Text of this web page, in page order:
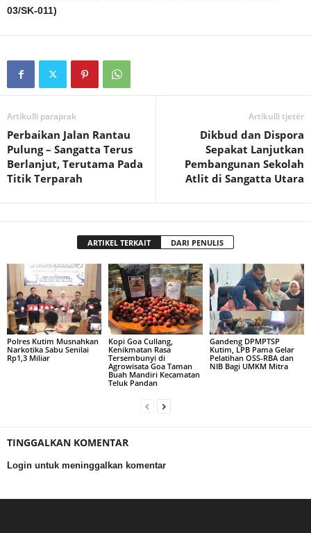
03/SK-011)
Artikulli paraprak
Perbaikan Jalan Rantau
Pulung – Sangatta Terus
Berlanjut, Terutama Pada
Titik Terparah
Artikulli tjetër
Dikbud dan Dispora
Sepakat Lanjutkan
Pembangunan Sekolah
Atlit di Sangatta Utara
ARTIKEL TERKAIT DARI PENULIS
Polres Kutim Musnahkan
Narkotika Sabu Senilai
Rp1,3 Miliar
Kopi Goa Cullang,
Kenikmatan Rasa
Tersembunyi di
Agrowisata Goa Taman
Buah Mandiri Kecamatan
Teluk Pandan
Gandeng DPMPTSP
Kutim, LPB Pama Gelar
Pelatihan OSS-RBA dan
NIB Bagi UMKM Mitra
TINGGALKAN KOMENTAR
Login untuk meninggalkan komentar